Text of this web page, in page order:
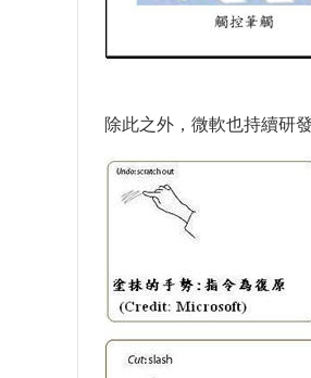
除此之外，微軟也持續研